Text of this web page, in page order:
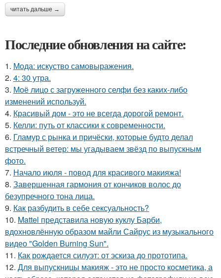
читать дальше →
Последние обновления на сайте:
1. Мода: искуство самовыражения.
2. 4: 30 утра.
3. Моё лицо с загруженного селфи без каких-либо
изменений используй.
4. Красивый дом - это не всегда дорогой ремонт.
5. Келли: путь от классики к современности.
6. Гламур с рынка и причёски, которые будто делал
встречный ветер: мы угадываем звёзд по выпускным
фото.
7. Начало июля - повод для красивого макияжа!
8. Завершенная гармония от кончиков волос до
безупречного тона лица.
9. Как разбудить в себе сексуальность?
10. Mattel представила новую куклу Барби,
вдохновлённую образом майли Сайрус из музыкального
видео "Golden Burning Sun".
11. Как рождается силуэт: от эскиза до прототипа.
12. Для выпускницы макияж - это не просто косметика, а